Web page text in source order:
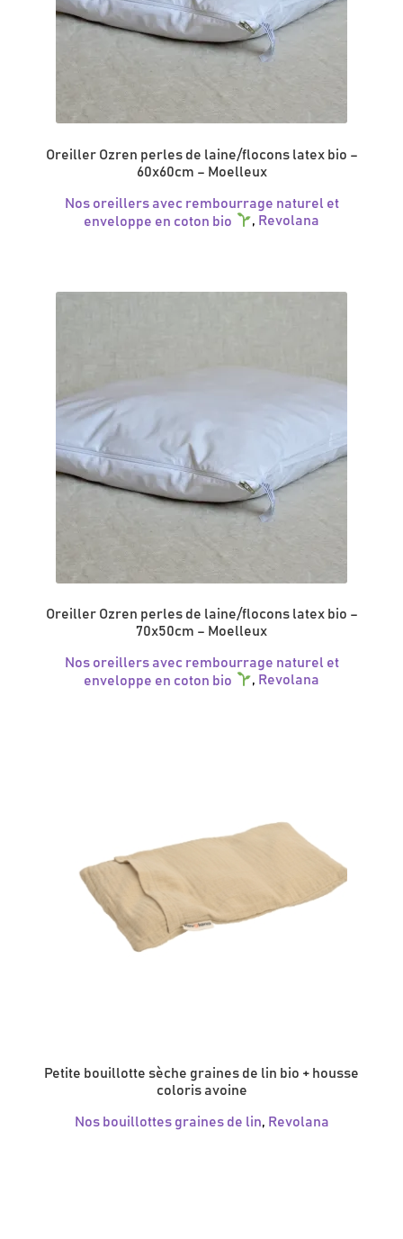
Oreiller Ozren perles de laine/flocons latex bio –
60x60cm – Moelleux
Nos oreillers avec rembourrage naturel et
enveloppe en coton bio
, Revolana
Oreiller Ozren perles de laine/flocons latex bio –
70x50cm – Moelleux
Nos oreillers avec rembourrage naturel et
enveloppe en coton bio
, Revolana
Petite bouillotte sèche graines de lin bio + housse
coloris avoine
Nos bouillottes graines de lin, Revolana